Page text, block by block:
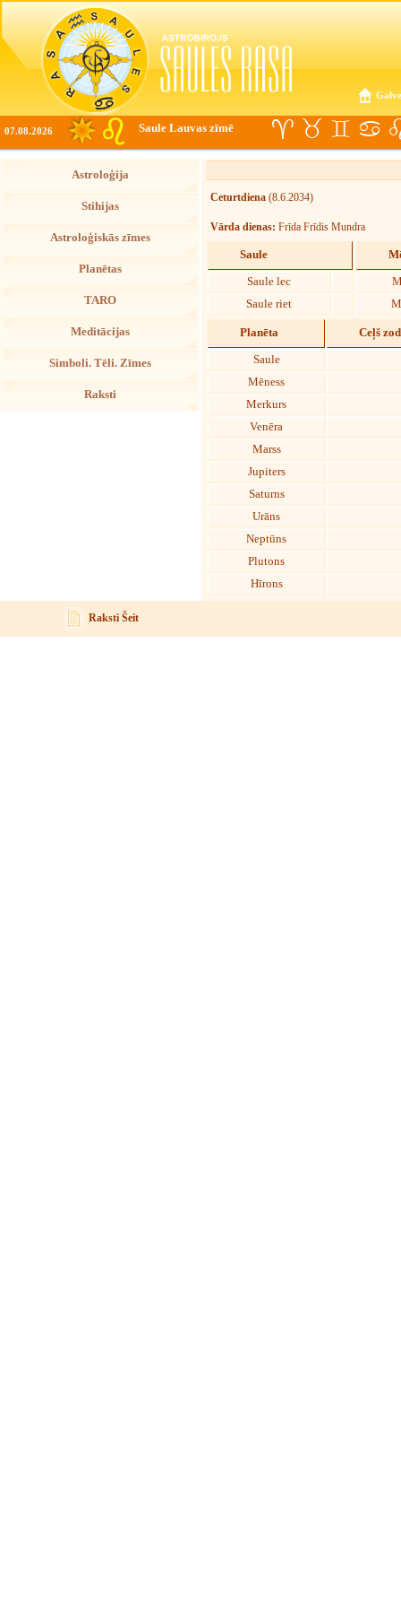
07.08.2026 Saule Lauvas zīmē
Astroloģija
Stihijas
Astroloģiskās zīmes
Planētas
TARO
Meditācijas
Simboli. Tēli. Zīmes
Raksti
Ceturtdiena (8.6.2034)
Vārda dienas: Frīda Frīdis Mundra
Saule
Saule lec
Saule riet
Planēta Ceļš
Saule
Mēness
Merkurs
Venēra
Marss
Jupiters
Saturns
Urāns
Neptūns
Plutons
Hīrons
Raksti Šeit